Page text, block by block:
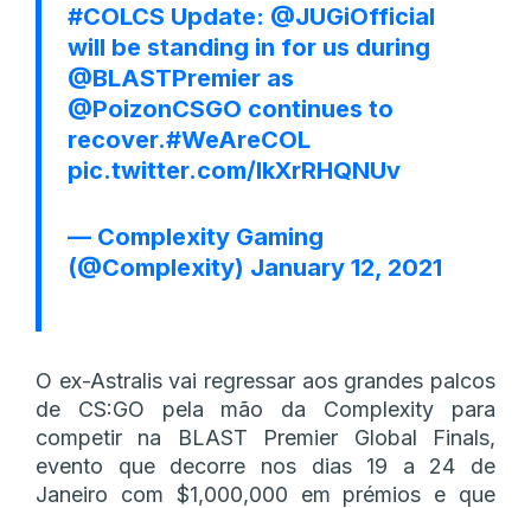
#COLCS Update: @JUGiOfficial
will be standing in for us during
@BLASTPremier as
@PoizonCSGO continues to
recover.#WeAreCOL
pic.twitter.com/IkXrRHQNUv
— Complexity Gaming
(@Complexity) January 12, 2021
O ex-Astralis vai regressar aos grandes palcos
de CS:GO pela mão da Complexity para
competir na BLAST Premier Global Finals,
evento que decorre nos dias 19 a 24 de
Janeiro com $1,000,000 em prémios e que